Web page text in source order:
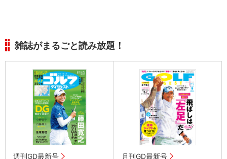
雑誌がまるごと読み放題！
週刊GD最新号 月刊GD最新号